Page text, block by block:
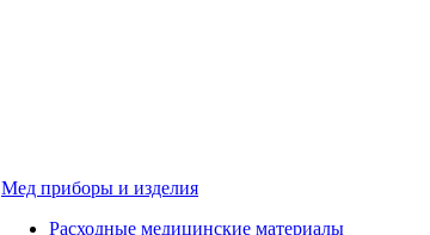
Мед приборы и изделия
Расходные медицинские материалы